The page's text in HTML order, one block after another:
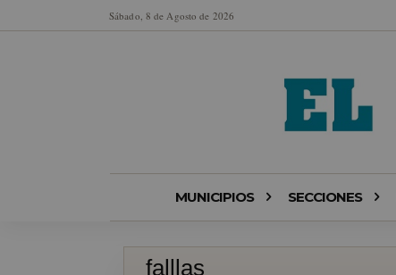
Sábado, 8 de Agosto de 2026
MUNICIPIOS SECCIONES
falllas